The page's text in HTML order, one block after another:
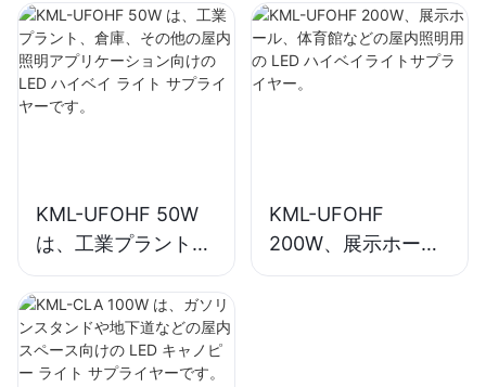
照明アプリケーショ
ン向けの LED ハイ
ベイ ライト サプラ
イヤーです。
の LED ハイベイラ
イトサプライヤー。
KML-UFOHF 50W
は、工業プラント、
倉庫、その他の屋内
照明アプリケーショ
ン向けの LED ハイ
ベイ ライト サプラ
KML-UFOHF
200W、展示ホー
ル、体育館などの屋